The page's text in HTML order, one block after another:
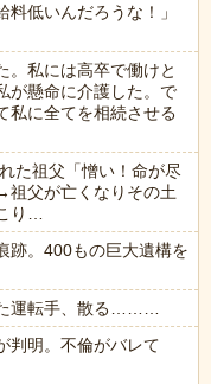
低いんだろうな！」
。私には高卒で働けと
が懸命に介護した。で
私に全てを相続させる
た祖父「憎い！命が尽
祖父が亡くなりその土
り…
跡。400もの巨大遺構を
た運転手、散る………
判明。不倫がバレて